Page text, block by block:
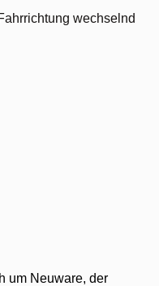
wechselnd
um Neuware, der